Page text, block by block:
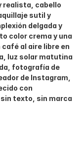
realista, cabello
sutil y
delgada y
color crema y una
al aire libre en
luz solar matutina
fotografía de
de Instagram,
con
texto, sin marca